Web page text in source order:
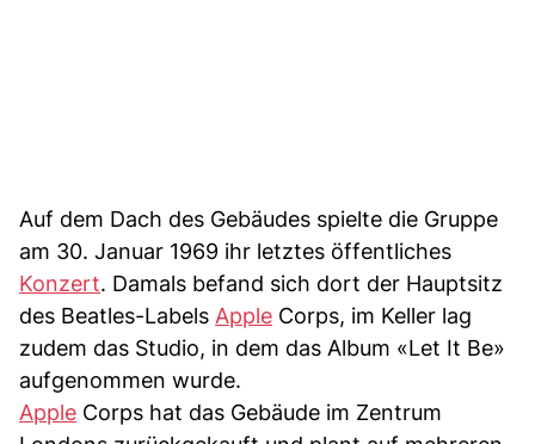
Auf dem Dach des Gebäudes spielte die Gruppe
am 30. Januar 1969 ihr letztes öffentliches
Konzert. Damals befand sich dort der Hauptsitz
des Beatles-Labels Apple Corps, im Keller lag
zudem das Studio, in dem das Album «Let It Be»
aufgenommen wurde.
Apple Corps hat das Gebäude im Zentrum